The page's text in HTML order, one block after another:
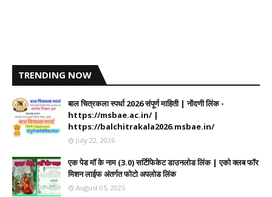
TRENDING NOW
बाल चित्रकला स्पर्धा 2026 संपूर्ण माहिती | नोंदणी लिंक -
https://msbae.ac.in/ |
https://balchitrakala2026.msbae.in/
July 22, 2026
एक पेड मॉ के नाम (3.0) सर्टिफिकेट डाउनलोड लिंक | एको क्लब फॉर
मिशन लाईफ अंतर्गत फोटो अपलोड लिंक
August 05, 2025